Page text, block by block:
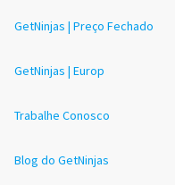
GetNinjas | Preço Fechado
GetNinjas | Europ
Trabalhe Conosco
Blog do GetNinjas